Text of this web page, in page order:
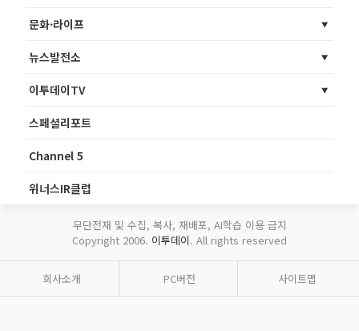
문화·라이프
뉴스발전소
이투데이TV
스페셜리포트
Channel 5
위너스IR클럽
무단전재 및 수집, 복사, 재배포, AI학습 이용 금지
Copyright 2006. 이투데이. All rights reserved
회사소개 PC버전 사이트맵